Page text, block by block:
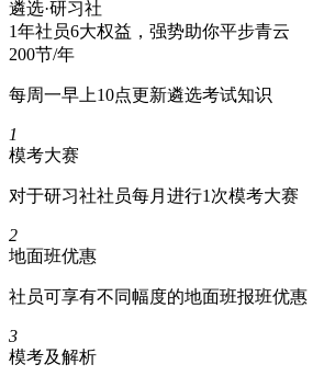
遴选·研习社
1年社员6大权益，强势助你平步青云
200节/年
每周一早上10点更新遴选考试知识
1
模考大赛
对于研习社社员每月进行1次模考大赛
2
地面班优惠
社员可享有不同幅度的地面班报班优惠
3
模考及解析